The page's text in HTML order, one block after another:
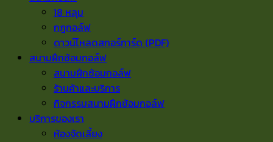
18 หลุม
กฎกอล์ฟ
ดาวน์โหลดสกอร์การ์ด (PDF)
สนามฝึกซ้อมกอล์ฟ
สนามฝึกซ้อมกอล์ฟ
ร้านค้าและบริการ
กิจกรรมสนามฝึกซ้อมกอล์ฟ
บริการของเรา
ห้องจัดเลี้ยง